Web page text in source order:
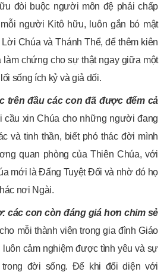
đòi buộc người môn đệ phải chấp
người Kitô hữu, luôn gắn bó mật
Chúa và Thánh Thể, để thêm kiên
chứng cho sự thật ngay giữa một
sống ích kỷ và giả dối.
trên đầu các con đã được đếm cả
xin Chúa cho những người đang
và tinh thần, biết phó thác đời mình
quan phòng của Thiên Chúa, với
mới là Đấng Tuyệt Đối và nhờ đó họ
nơi Ngài.
các con còn đáng giá hơn chim sẻ
mỗi thành viên trong gia đình Giáo
luôn cảm nghiệm được tình yêu và sự
đời sống. Để khi đối diện với